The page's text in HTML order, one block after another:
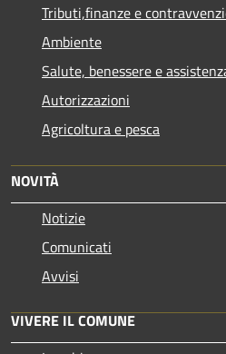
Tributi,finanze e
Ambiente
Salute, benessere e
Autorizzazioni
Agricoltura e pesca
NOVITÀ
Notizie
Comunicati
Avvisi
VIVERE IL COMUNE